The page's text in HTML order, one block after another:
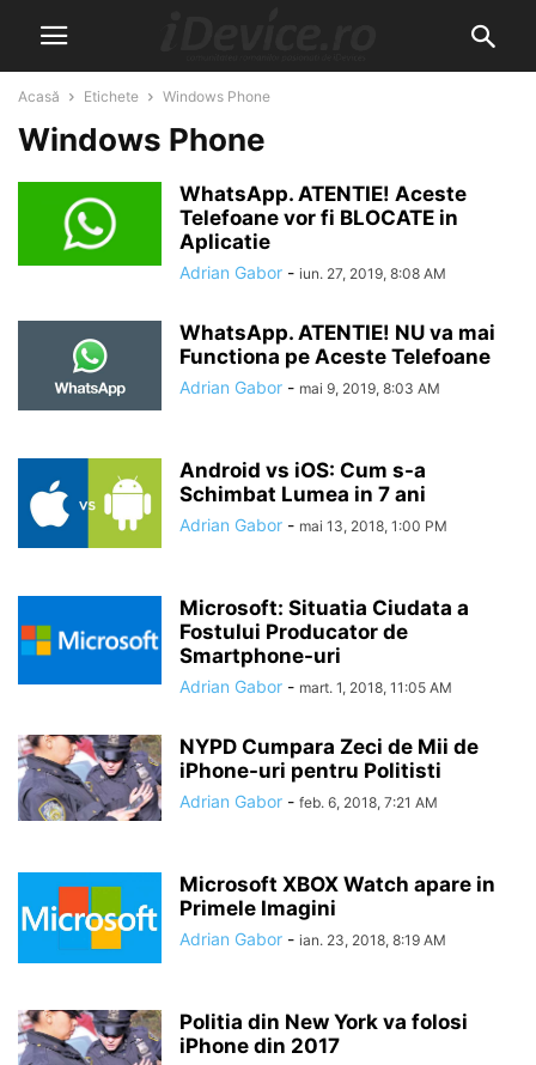
Acasă Etichete Windows Phone
Windows Phone
WhatsApp. ATENTIE! Aceste
Telefoane vor fi BLOCATE in
Aplicatie
Adrian Gabor - iun. 27, 2019, 8:08 AM
WhatsApp. ATENTIE! NU va mai
Functiona pe Aceste Telefoane
Adrian Gabor - mai 9, 2019, 8:03 AM
Android vs iOS: Cum s-a
Schimbat Lumea in 7 ani
Adrian Gabor - mai 13, 2018, 1:00 PM
Microsoft: Situatia Ciudata a
Fostului Producator de
Smartphone-uri
Adrian Gabor - mart. 1, 2018, 11:05 AM
NYPD Cumpara Zeci de Mii de
iPhone-uri pentru Politisti
Adrian Gabor - feb. 6, 2018, 7:21 AM
Microsoft XBOX Watch apare in
Primele Imagini
Adrian Gabor - ian. 23, 2018, 8:19 AM
Politia din New York va folosi
iPhone din 2017